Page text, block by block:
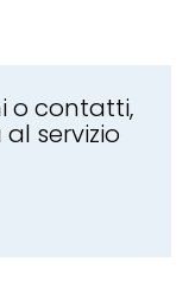
o contatti,
servizio